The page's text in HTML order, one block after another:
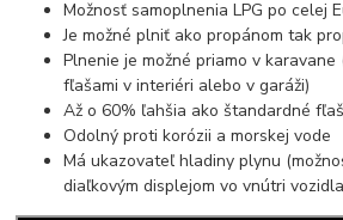
Možnosť samoplnenia LPG po celej
Je možné plniť ako propánom tak
Plnenie je možné priamo v
fľašami v interiéri alebo v garáži)
Až o 60% ľahšia ako štandardné
Odolný proti korózii a morskej vode
Má ukazovateľ hladiny plynu
diaľkovým displejom vo vnútri